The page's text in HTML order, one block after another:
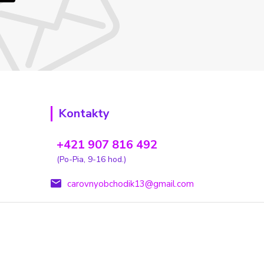
Kontakty
+421 907 816 492
(Po-Pia, 9-16 hod.)
carovnyobchodik13@gmail.com